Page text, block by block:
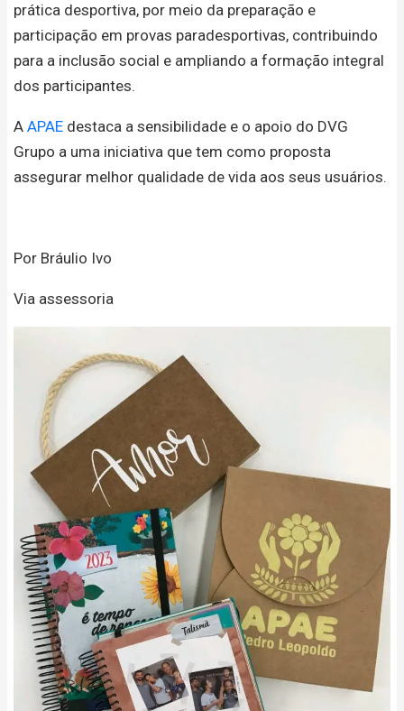
prática desportiva, por meio da preparação e
participação em provas paradesportivas, contribuindo
para a inclusão social e ampliando a formação integral
dos participantes.
A APAE destaca a sensibilidade e o apoio do DVG
Grupo a uma iniciativa que tem como proposta
assegurar melhor qualidade de vida aos seus usuários.
Por Bráulio Ivo
Via assessoria